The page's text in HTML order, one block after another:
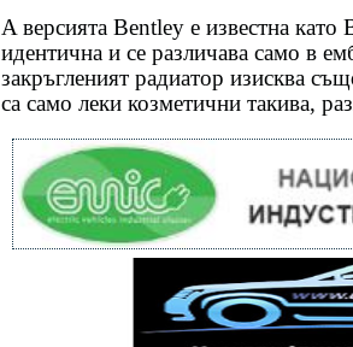
A версията Bentley е известна
идентична и се различава само в
закръгленият радиатор изисква
са само леки козметични такива,